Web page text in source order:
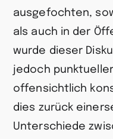
ausgefochten,
als auch in der
wurde dieser
jedoch
offensichtlich
dies zurück
Unterschiede